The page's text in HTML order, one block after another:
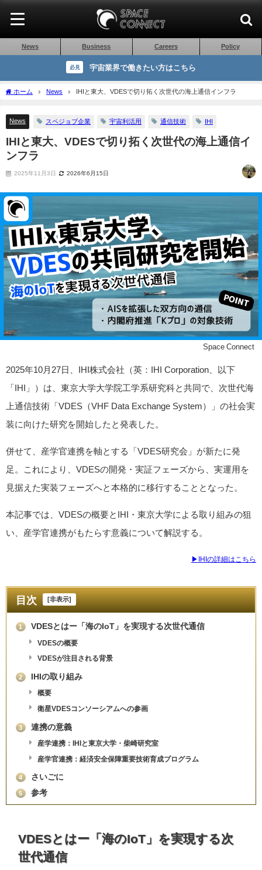
News Business Careers Policy
必見 宇宙業界で働きたい方はこちら
ホーム News IHIと東大、VDESで切り拓く次世代の海上通信インフラ
News スペジョブ企業 宇宙利活用 通信技術 IHI
IHIと東大、VDESで切り拓く次世代の海上通信イ
ンフラ
2025年11月3日 2026年6月15日
©Space Connect
2025年10月27日、IHI株式会社（英：IHI Corporation、以下
「IHI」）は、東京大学大学院工学系研究科と共同で、次世代海
上通信技術「VDES（VHF Data Exchange System）」の社会実
装に向けた研究を開始したと発表した。
併せて、産学官連携を軸とする「VDES研究会」が新たに発
足。これにより、VDESの開発・実証フェーズから、実運用を
見据えた実装フェーズへと本格的に移行することとなった。
本記事では、VDESの概要とIHI・東京大学による取り組みの狙
い、産学官連携がもたらす意義について解説する。
▶IHIの詳細はこちら
目次 [非表示]
1 VDESとはー「海のIoT」を実現する次世代通信
VDESの概要
VDESが注目される背景
2 IHIの取り組み
概要
衛星VDESコンソーシアムへの参画
3 連携の意義
産学連携：IHIと東京大学・柴崎研究室
産学官連携：経済安全保障重要技術育成プログラム
4 さいごに
5 参考
VDESとはー「海のIoT」を実現する次
世代通信